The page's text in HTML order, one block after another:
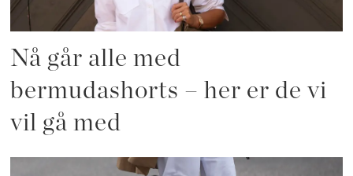
Nå går alle med
bermudashorts – her er de vi
vil gå med